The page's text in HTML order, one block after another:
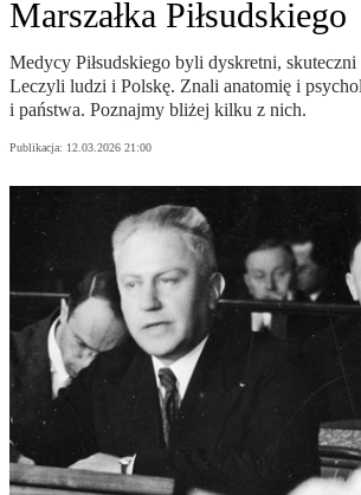
Marszałka Piłsudskiego
Medycy Piłsudskiego byli dyskretni,
Leczyli ludzi i Polskę. Znali anatomię i
i państwa. Poznajmy bliżej kilku z nich.
Publikacja: 12.03.2026 21:00